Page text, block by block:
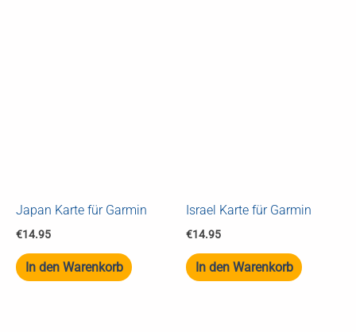
Japan Karte für Garmin
€14.95
In den Warenkorb
Israel Karte für Garmin
€14.95
In den Warenkorb